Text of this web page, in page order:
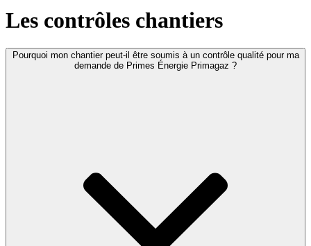
Les contrôles chantiers
Pourquoi mon chantier peut-il être soumis à un contrôle qualité pour ma
demande de Primes Énergie Primagaz ?